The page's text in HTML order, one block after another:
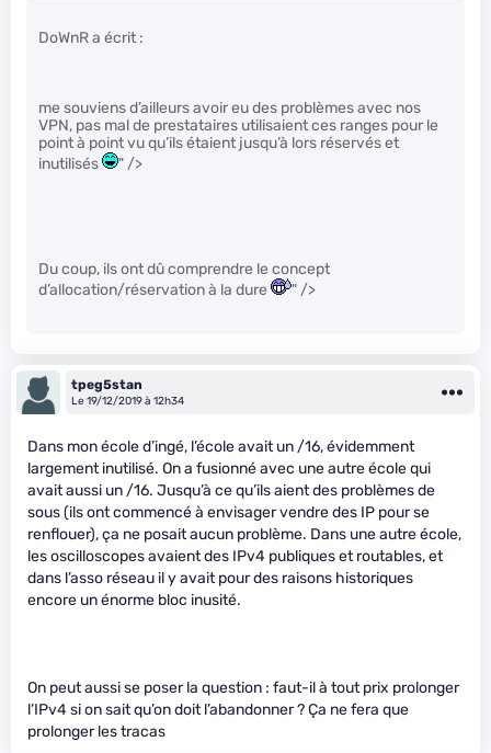
DoWnR a écrit :
me souviens d’ailleurs avoir eu des problèmes avec nos
VPN, pas mal de prestataires utilisaient ces ranges pour le
point à point vu qu’ils étaient jusqu’à lors réservés et
inutilisés
" />
Du coup, ils ont dû comprendre le concept
d’allocation/réservation à la dure
" />
tpeg5stan
Le 19/12/2019 à 12h34
Dans mon école d’ingé, l’école avait un /16, évidemment
largement inutilisé. On a fusionné avec une autre école qui
avait aussi un /16. Jusqu’à ce qu’ils aient des problèmes de
sous (ils ont commencé à envisager vendre des IP pour se
renflouer), ça ne posait aucun problème. Dans une autre école,
les oscilloscopes avaient des IPv4 publiques et routables, et
dans l’asso réseau il y avait pour des raisons historiques
encore un énorme bloc inusité.
On peut aussi se poser la question : faut-il à tout prix prolonger
l’IPv4 si on sait qu’on doit l’abandonner ? Ça ne fera que
prolonger les tracas